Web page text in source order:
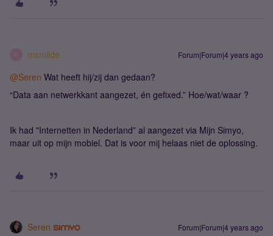
msmilde Forum|Forum|4 years ago
@Seren Wat heeft hij/zij dan gedaan?
“Data aan netwerkkant aangezet, én gefixed.” Hoe/wat/waar ?
Ik had "Internetten in Nederland” al aangezet via Mijn Simyo,
maar uit op mijn mobiel. Dat is voor mij helaas niet de oplossing.
Seren Forum|Forum|4 years ago